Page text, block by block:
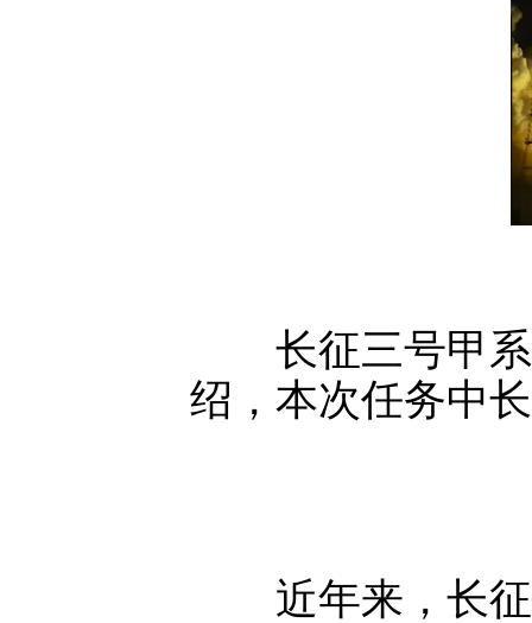
长征三号甲
绍，本次任务中
近年来，长征